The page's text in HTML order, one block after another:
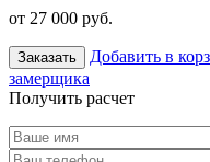
от 27 000 руб.
Заказать Добавить в
замерщика
Получить расчет